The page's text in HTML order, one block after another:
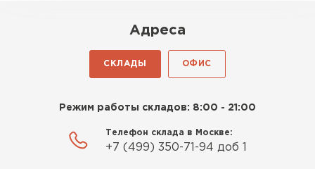
Адреса
СКЛАДЫ ОФИС
Режим работы складов: 8:00 - 21:00
Телефон склада в Москве:
+7 (499) 350-71-94 доб 1